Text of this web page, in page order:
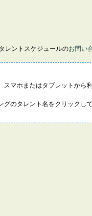
レントスケジュールのお問い
マホまたはタブレットから
グのタレント名をクリックし